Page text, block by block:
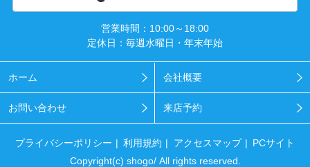
営業時間：10:00～18:00
定休日：毎週水曜日・年末年始
ホーム 会社概要
お問い合わせ 来店予約
プライバシーポリシー 利用規約 アクセスマップ
PCサイト
Copyright(c) shogo/ All rights reserved.